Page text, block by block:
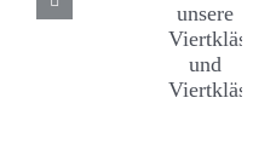
unsere
Viertklässlerinnen